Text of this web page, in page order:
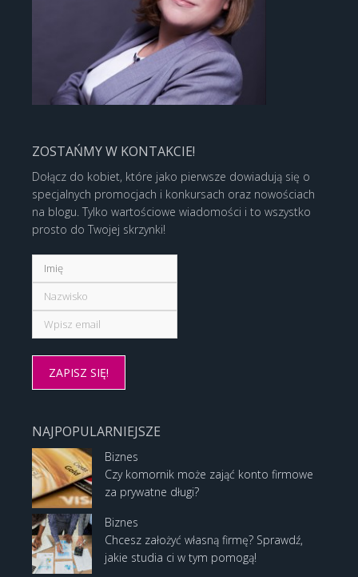
ZOSTAŃMY W KONTAKCIE!
Dołącz do kobiet, które jako pierwsze dowiadują się o
specjalnych promocjach i konkursach oraz nowościach
na blogu. Tylko wartościowe wiadomości i to wszystko
prosto do Twojej skrzynki!
NAJPOPULARNIEJSZE
Biznes
Czy komornik może zająć konto firmowe
za prywatne długi?
Biznes
Chcesz założyć własną firmę? Sprawdź,
jakie studia ci w tym pomogą!